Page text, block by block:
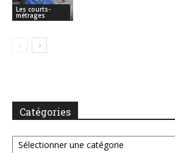
Les courts-
métrages
Catégories
Catégories